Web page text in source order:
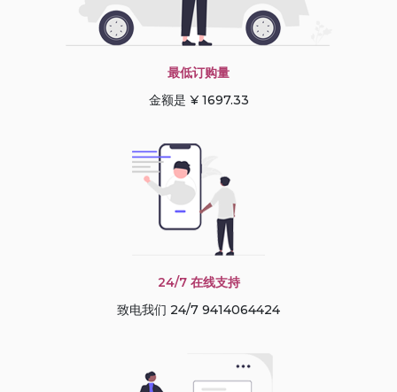
最低订购量
金额是 ¥ 1697.33
24/7 在线支持
致电我们 24/7 9414064424